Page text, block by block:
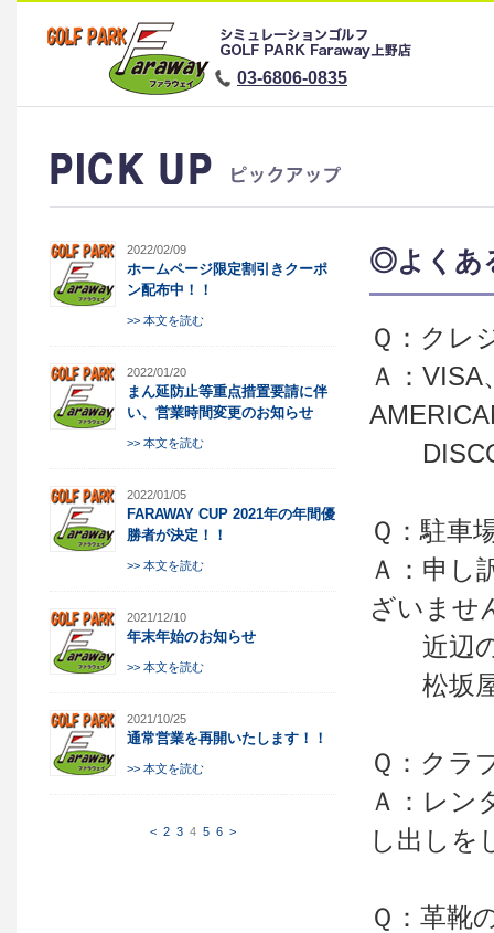
03-6806-0835
2022/02/09
ホームページ限定割引きクーポ
ン配布中！！
>> 本文を読む
2022/01/20
まん延防止等重点措置要請に伴
い、営業時間変更のお知らせ
>> 本文を読む
2022/01/05
FARAWAY CUP 2021年の年間優
勝者が決定！！
>> 本文を読む
2021/12/10
年末年始のお知らせ
>> 本文を読む
2021/10/25
通常営業を再開いたします！！
>> 本文を読む
< 2 3 4 5 6 >
◎よくあ
Ｑ：クレ
Ａ：
Ｑ：駐車
Ａ：申し
ざいませ
近辺の
松坂屋
Ｑ：クラ
Ａ：レン
し出しを
Ｑ：革靴